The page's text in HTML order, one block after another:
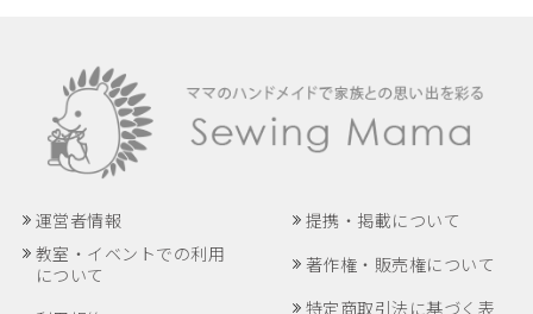
運営者情報
提携・掲載について
教室・イベントでの利用
について
著作権・販売権について
特定商取引法に基づく表